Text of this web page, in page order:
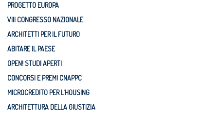
PROGETTO EUROPA
VIII CONGRESSO NAZIONALE
ARCHITETTI PER IL FUTURO
ABITARE IL PAESE
OPEN! STUDI APERTI
CONCORSI E PREMI CNAPPC
MICROCREDITO PER L'HOUSING
ARCHITETTURA DELLA GIUSTIZIA